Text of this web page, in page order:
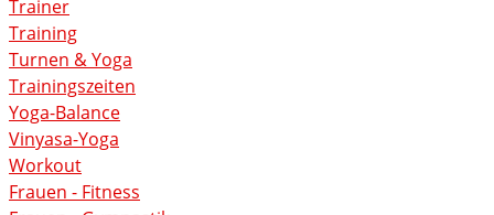
Trainer
Training
Turnen & Yoga
Trainingszeiten
Yoga-Balance
Vinyasa-Yoga
Workout
Frauen - Fitness